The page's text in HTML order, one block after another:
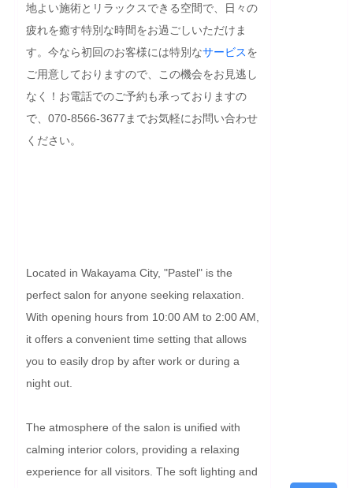
地よい施術とリラックスできる空間で、日々の
疲れを癒す特別な時間をお過ごしいただけま
す。今なら初回のお客様には特別なサービスを
ご用意しておりますので、この機会をお見逃し
なく！お電話でのご予約も承っておりますの
で、070-8566-3677までお気軽にお問い合わせ
ください。
Located in Wakayama City, "Pastel" is the
perfect salon for anyone seeking relaxation.
With opening hours from 10:00 AM to 2:00 AM,
it offers a convenient time setting that allows
you to easily drop by after work or during a
night out.
The atmosphere of the salon is unified with
calming interior colors, providing a relaxing
experience for all visitors. The soft lighting and